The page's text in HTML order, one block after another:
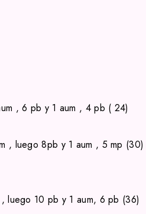
,6 pb y 1 aum , 4 pb ( 24)
, luego 8pb y 1 aum , 5 mp (30)
luego 10 pb y 1 aum, 6 pb (36)